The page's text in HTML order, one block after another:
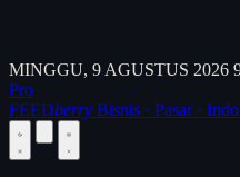
MINGGU, 9 AGUSTUS 2026
Pro
FEEDberry Bisnis · Pasar ·